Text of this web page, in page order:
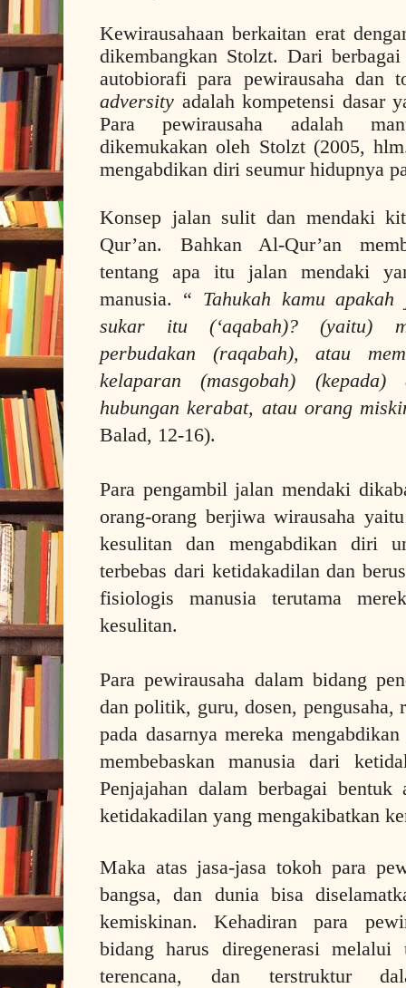
Kewirausahaan berkaitan erat
dikembangkan Stolzt. Dari
autobiorafi para pewirausaha dan
adversity adalah kompetensi dasar
Para pewirausaha adalah
dikemukakan oleh Stolzt (2005,
mengabdikan diri seumur hidupnya
Konsep jalan sulit dan mendaki
Qur’an. Bahkan Al-Qur’an
tentang apa itu jalan mendaki
manusia. “ Tahukah kamu
sukar itu (‘aqabah)? (yaitu)
perbudakan (raqabah), atau
kelaparan (masgobah)
hubungan kerabat, atau orang
Balad, 12-16).
Para pengambil jalan mendaki
orang-orang berjiwa wirausaha
kesulitan dan mengabdikan diri
terbebas dari ketidakadilan dan
fisiologis manusia terutama
kesulitan.
Para pewirausaha dalam bidang
dan politik, guru, dosen, pengusaha,
pada dasarnya mereka
membebaskan manusia dari
Penjajahan dalam berbagai bentuk
ketidakadilan yang mengakibatkan
Maka atas jasa-jasa tokoh para
bangsa, dan dunia bisa
kemiskinan. Kehadiran para
bidang harus diregenerasi melalui
terencana, dan terstruktur